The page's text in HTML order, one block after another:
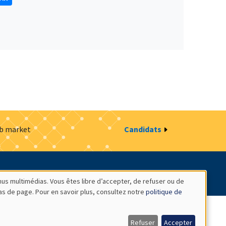
market Candidats
des cookies Intranet
multimédias. Vous êtes libre d’accepter, de refuser ou de
de page. Pour en savoir plus, consultez notre politique de
Refuser Accepter